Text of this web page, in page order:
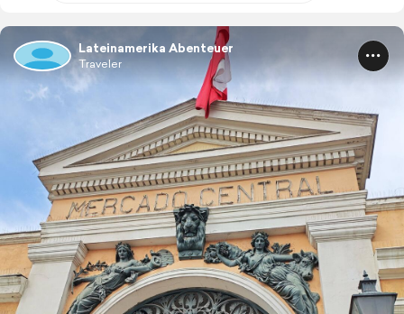
Lateinamerika Abenteuer
Traveler